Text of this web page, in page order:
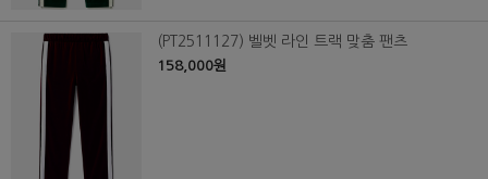
(PT2511127) 벨벳 라인 트랙 맞춤 팬츠
158,000원